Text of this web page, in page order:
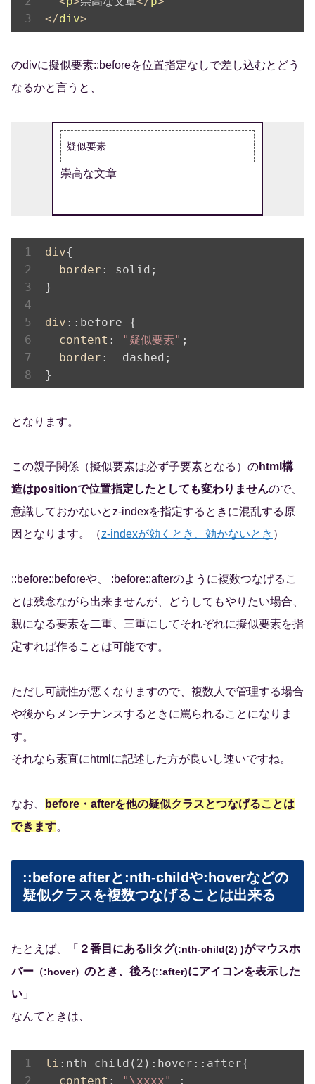
</div>
のdivに擬似要素::beforeを位置指定なしで差し込むとどう
なるかと言うと、
崇高な文章
div{
border : solid;
}
div ::before {
content : "疑似要素" ;
border :  dashed;
}
となります。
この親子関係（擬似要素は必ず子要素となる）のhtml構
造はpositionで位置指定したとしても変わりませんので、
意識しておかないとz-indexを指定するときに混乱する原
因となります。（z-indexが効くとき、効かないとき ）
::before::beforeや、 :before::afterのように複数つなげるこ
とは残念ながら出来ませんが、どうしてもやりたい場合、
親になる要素を二重、三重にしてそれぞれに擬似要素を指
定すれば作ることは可能です。
ただし可読性が悪くなりますので、複数人で管理する場合
や後からメンテナンスするときに罵られることになりま
す。
それなら素直にhtmlに記述した方が良いし速いですね。
なお、
before・afterを他の疑似クラスとつなげることは
できます。
::before afterと:nth-childや:hoverなどの
疑似クラスを複数つなげることは出来る
たとえば、「 ２番目にあるliタグ(:nth-child(2) )がマウスホ
バー （:hover） のとき、後ろ(::after)にアイコンを表示した
い 」
なんてときは、
li :nth-child(2) :hover ::after{
content : "\xxxx"
;